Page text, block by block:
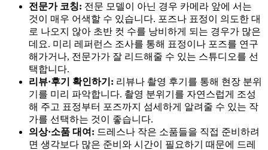
전문가 코칭: 전문 모델이 아닌 경우 카메라 앞에 서는
것이 매우 어색할 수 있습니다. 포즈나 표정이 의도한 대
로 나오지 않아 초반 컷 수를 낭비하게 되는 경우가 많은
데요. 미리 레퍼런스 조사를 통해 표정이나 포즈를 연구
해가거나, 전문가가 잘 리드해줄 수 있는 스튜디오를 선
택합니다.
리뷰·후기 확인하기: 리뷰나 촬영 후기를 통해 현장 분위
기를 미리 파악합니다. 촬영 분위기를 자연스럽게 조성
해 주고 표정부터 포즈까지 섬세하게 알려줄 수 있는 작
가를 선택하는 것이 좋습니다.
의상·소품 대여: 드레스나 작은 소품들을 직접 준비하려
면 생각보다 많은 준비와 시간이 필요하기 때문에 드레